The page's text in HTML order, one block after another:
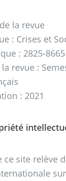
la revue
: Crises et
: 2825-8665
revue :
: 2021
ce site relève